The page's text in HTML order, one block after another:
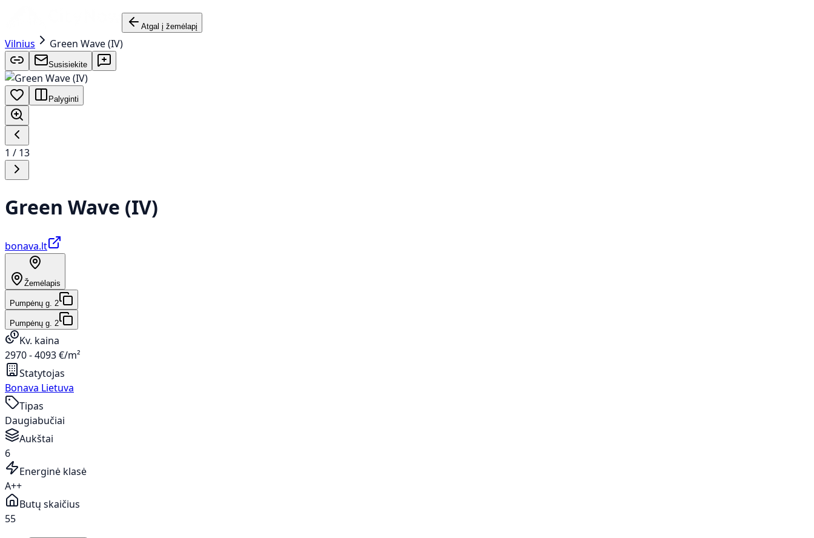
Atgal į žemėlapį
Vilnius Green Wave (IV)
Susisiekite
Palyginti
1 / 13
Green Wave (IV)
bonava.lt
Žemėlapis
Pumpėnų g. 2
Pumpėnų g. 2
Kv. kaina
2970 - 4093 €/m²
Statytojas
Bonava Lietuva
Tipas
Daugiabučiai
Aukštai
6
Energinė klasė
A++
Butų skaičius
55